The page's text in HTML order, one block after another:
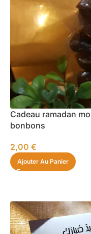
Cadeau ramadan
bonbons
2,00 €
Ajouter Au Panier